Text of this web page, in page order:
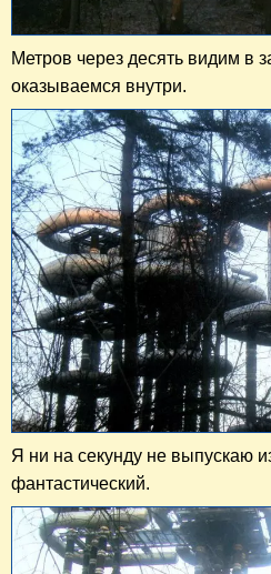
Метров через десять видим в
оказываемся внутри.
Я ни на секунду не выпускаю
фантастический.